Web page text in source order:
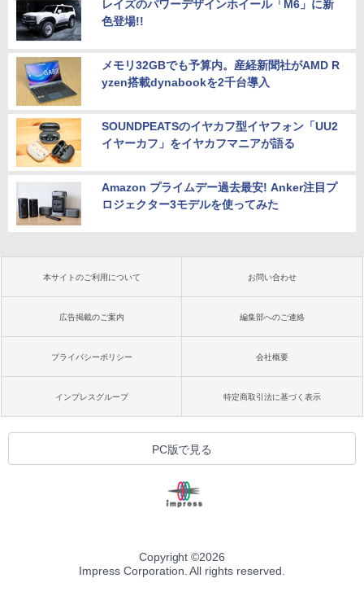
レイズのパワーデザインホイール「M6」に新
色登場!!
メモリ32GBでも予算内。産経新聞社がAMD R
yzen搭載dynabookを2千台導入
SOUNDPEATSのイヤカフ型イヤフォン「UU2
イヤーカフ」をイヤカフマニアが語る
Amazon プライムデー過去最安! Anker注目プ
ロジェクター3モデルを使ってみた
本サイトのご利用について お問い合わせ
広告掲載のご案内 編集部へのご連絡
プライバシーポリシー 会社概要
インプレスグループ 特定商取引法に基づく表示
PC版で見る
Copyright ©2026
Impress Corporation. All rights reserved.